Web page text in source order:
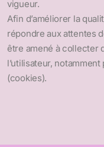
vigueur.
Afin d’améliorer la
répondre aux attentes
être amené à collecter
l’utilisateur,
(cookies).